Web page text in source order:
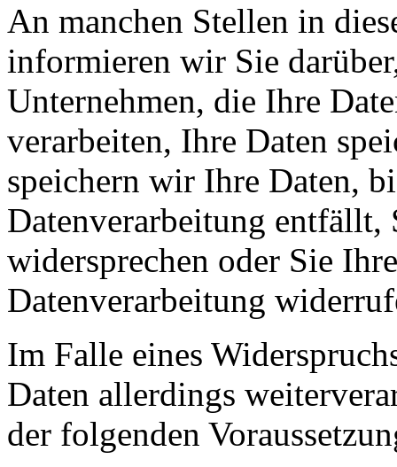
An manchen Stellen in
informieren wir Sie
Unternehmen, die Ihre
verarbeiten, Ihre Daten
speichern wir Ihre Daten,
Datenverarbeitung entfällt,
widersprechen oder Sie
Datenverarbeitung
Im Falle eines
Daten allerdings
der folgenden